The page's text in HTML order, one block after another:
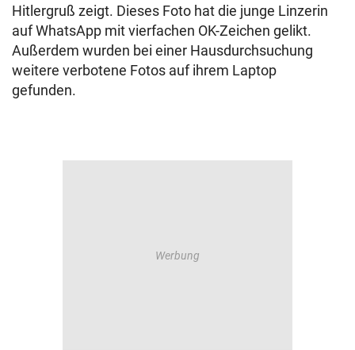
Hitlergruß zeigt. Dieses Foto hat die junge Linzerin
auf WhatsApp mit vierfachen OK-Zeichen gelikt.
Außerdem wurden bei einer Hausdurchsuchung
weitere verbotene Fotos auf ihrem Laptop
gefunden.